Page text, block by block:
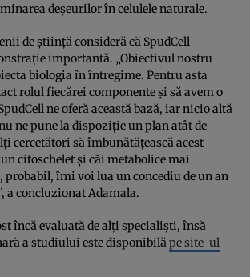
deșeurilor în celulele naturale.
de știință consideră că SpudCell
importantă. „Obiectivul nostru
biologia în întregime. Pentru asta
rolul fiecărei componente și să avem o
ne oferă această bază, iar nicio altă
ne pune la dispoziție un plan atât de
cercetători să îmbunătățească acest
citoschelet și căi metabolice mai
probabil, îmi voi lua un concediu de un an
a concluzionat Adamala.
încă evaluată de alți specialiști, însă
a studiului este disponibilăpe site-ul